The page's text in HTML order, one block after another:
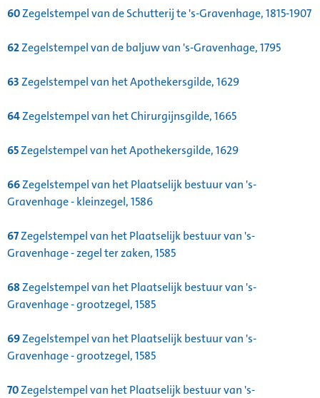
60Zegelstempel van de Schutterij te 's-Gravenhage, 1815-1907
62Zegelstempel van de baljuw van 's-Gravenhage, 1795
63Zegelstempel van het Apothekersgilde, 1629
64Zegelstempel van het Chirurgijnsgilde, 1665
65Zegelstempel van het Apothekersgilde, 1629
66Zegelstempel van het Plaatselijk bestuur van 's-
Gravenhage - kleinzegel, 1586
67Zegelstempel van het Plaatselijk bestuur van 's-
Gravenhage - zegel ter zaken, 1585
68Zegelstempel van het Plaatselijk bestuur van 's-
Gravenhage - grootzegel, 1585
69Zegelstempel van het Plaatselijk bestuur van 's-
Gravenhage - grootzegel, 1585
70Zegelstempel van het Plaatselijk bestuur van 's-